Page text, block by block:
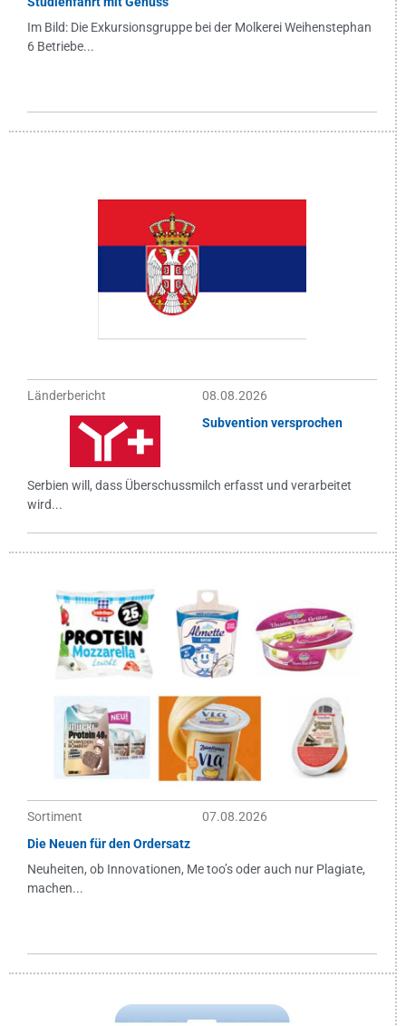
Im Bild: Die Exkursionsgruppe bei der Molkerei Weihenstephan
6 Betriebe...
Länderbericht
08.08.2026
Subvention versprochen
Serbien will, dass Überschussmilch erfasst und verarbeitet
wird...
Sortiment
07.08.2026
Die Neuen für den Ordersatz
Neuheiten, ob Innovationen, Me too’s oder auch nur Plagiate,
machen...